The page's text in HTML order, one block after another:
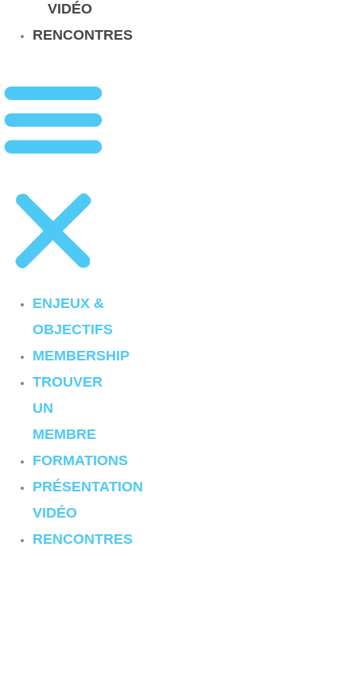
VIDÉO
RENCONTRES
ENJEUX &
OBJECTIFS
MEMBERSHIP
TROUVER
UN
MEMBRE
FORMATIONS
PRÉSENTATION
VIDÉO
RENCONTRES